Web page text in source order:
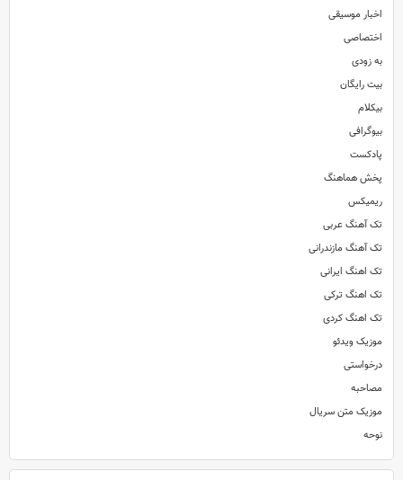
اخبار موسیقی
اختصاصی
به زودی
بیت رایگان
بیکلام
بیوگرافی
پادکست
پخش هماهنگ
ریمیکس
تک آهنگ عربی
تک آهنگ مازندرانی
تک اهنگ ایرانی
تک اهنگ ترکی
تک اهنگ کردی
موزیک ویدئو
درخواستی
مصاحبه
موزیک متن سریال
نوحه